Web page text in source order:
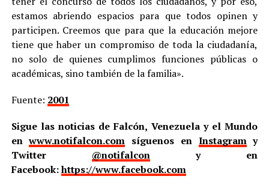
estamos abriendo espacios para que todos opinen y
participen. Creemos que para que la educación mejore
tiene que haber un compromiso de toda la ciudadanía,
no solo de quienes cumplimos funciones públicas o
académicas, sino también de la familia».
Fuente: 2001
Sigue las noticias de Falcón, Venezuela y el Mundo
enwww.notifalcon.com síguenos en Instagramy
Twitter @notifalcony en
Facebook:https://www.facebook.com